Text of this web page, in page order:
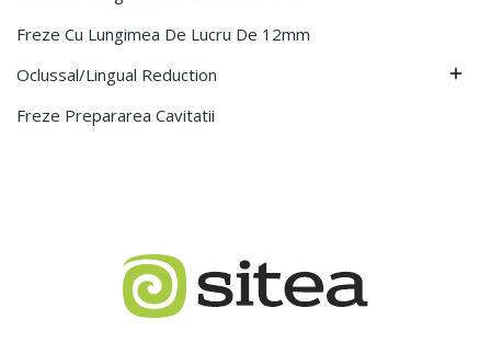
Freze Cu Lungimea De Lucru De 12mm
Oclussal/lingual Reduction

Freze Prepararea Cavitatii